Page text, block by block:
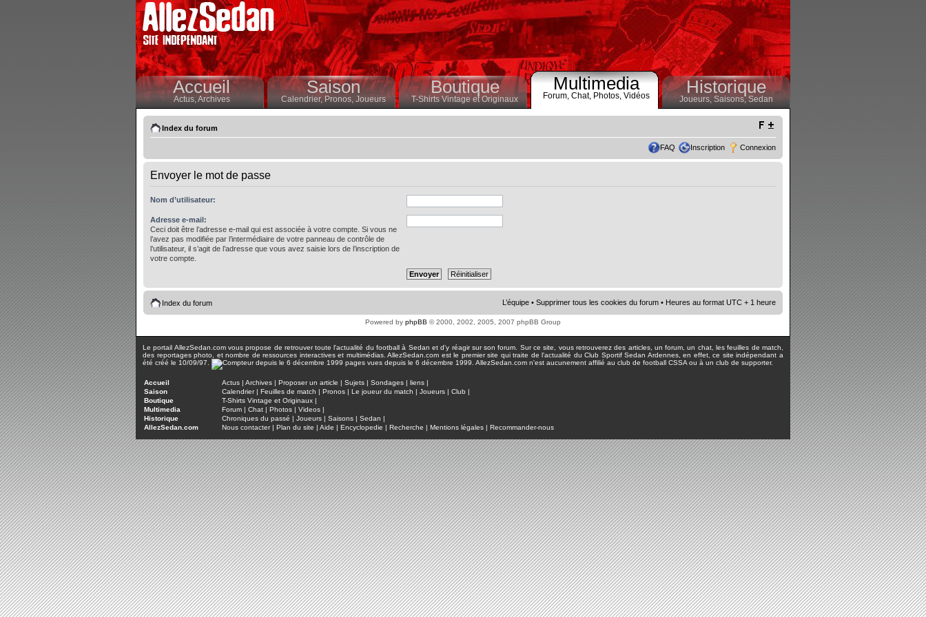
Accueil
Actus,Archives
Saison
Calendrier,Pronos, Joueurs
Boutique
T-Shirts Vintage et Originaux
Multimedia
Forum, Chat, Photos, Vidéos Historique
Joueurs, Saisons,Sedan
Index du forum
FAQ Inscription Connexion
Envoyer le mot de passe
Nom d’utilisateur:
Adresse e-mail:
Ceci doit être l’adresse e-mail qui est associée à votre compte. Si vous ne
l’avez pas modifiée par l’intermédiaire de votre panneau de contrôle de
l’utilisateur, il s’agit de l’adresse que vous avez saisie lors de l’inscription de
votre compte.
Index du forum L’équipe • Supprimer tous les cookies du forum • Heures au format UTC + 1 heure
Powered by phpBB © 2000, 2002, 2005, 2007 phpBB Group
Le portail AllezSedan.com vous propose de retrouver toute l'actualité du football à Sedan et d'y réagir sur son forum. Sur ce site, vous retrouverez des articles, un forum, un chat, les feuilles de match,
des reportages photo, et nombre de ressources interactives et multimédias. AllezSedan.com est le premier site qui traite de l'actualité du Club Sportif Sedan Ardennes, en effet, ce site indépendant a
été créé le 10/09/97.
pages vues depuis le 6 décembre 1999. AllezSedan.com n'est aucunement affilié au club de football CSSA ou à un club de supporter.
Accueil Actus | Archives | Proposer un article | Sujets | Sondages | liens |
Saison
Calendrier| Feuilles de match | Pronos | Le joueur du match | Joueurs | Club |
Boutique
T-Shirts Vintage et Originaux |
Multimedia
Forum | Chat | Photos | Videos |
Historique
Chroniques du passé | Joueurs | Saisons | Sedan |
AllezSedan.com
Nous contacter| Plan du site | Aide | Encyclopedie | Recherche | Mentions légales | Recommander-nous